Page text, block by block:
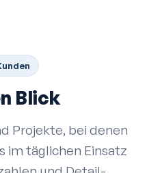
Blick
Projekte, bei denen
im täglichen Einsatz